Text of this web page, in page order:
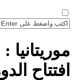
موريتانيا
افتتاح